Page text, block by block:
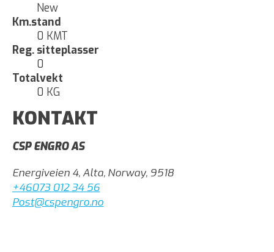
New
Km.stand
0 KMT
Reg. sitteplasser
0
Totalvekt
0 KG
KONTAKT
CSP ENGRO AS
Energiveien 4, Alta, Norway, 9518
+46073 012 34 56
Post@cspengro.no